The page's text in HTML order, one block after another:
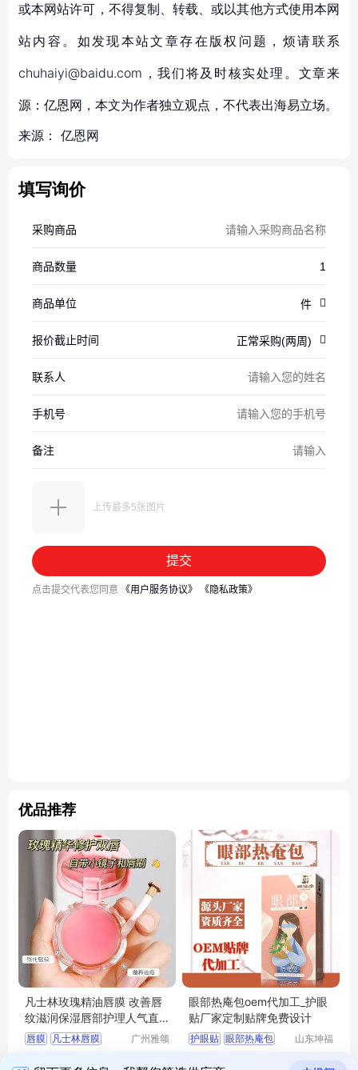
或本网站许可，不得复制、转载、或以其他方式使用本网
站内容。如发现本站文章存在版权问题，烦请联系
chuhaiyi@baidu.com，我们将及时核实处理。文章来
源：亿恩网，本文为作者独立观点，不代表出海易立场。
来源： 亿恩网
填写询价
优品推荐
凡士林玫瑰精油唇膜 改善唇
纹滋润保湿唇部护理人气直
播款
唇膜 凡士林唇膜
保湿滋润唇膜
广州雅颂
造有限公
￥ 6.90
眼部热庵包oem代加工_护眼
贴厂家定制贴牌免费设计
护眼贴 眼部热庵包
山东坤福
理咨询有
￥ 5.00